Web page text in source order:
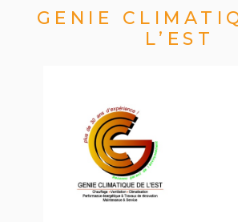
GENIE
L’EST